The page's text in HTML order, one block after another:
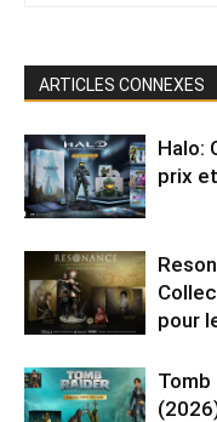
ARTICLES CONNEXES
Halo:
prix
pour